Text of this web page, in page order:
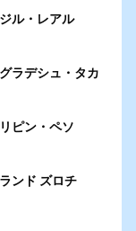
ル・レアル
ラデシュ・タカ
ピン・ペソ
ンド ズロチ